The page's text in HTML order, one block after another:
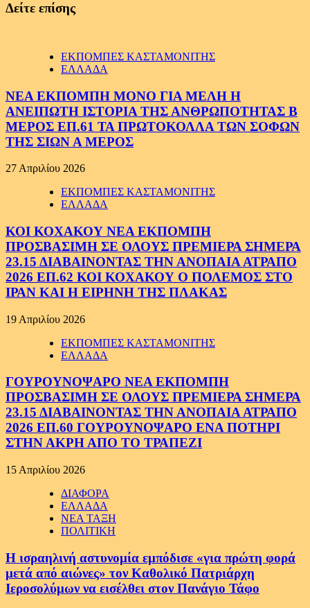
Δείτε επίσης
ΕΚΠΟΜΠΕΣ ΚΑΣΤΑΜΟΝΙΤΗΣ
ΕΛΛΑΔΑ
ΝΕΑ ΕΚΠΟΜΠΗ ΜΟΝΟ ΓΙΑ ΜΕΛΗ Η
ΑΝΕΙΠΩΤΗ ΙΣΤΟΡΙΑ ΤΗΣ ΑΝΘΡΩΠΟΤΗΤΑΣ Β
ΜΕΡΟΣ ΕΠ.61 ΤΑ ΠΡΩΤΟΚΟΛΛΑ ΤΩΝ ΣΟΦΩΝ
ΤΗΣ ΣΙΩΝ Α ΜΕΡΟΣ
27 Απριλίου 2026
ΕΚΠΟΜΠΕΣ ΚΑΣΤΑΜΟΝΙΤΗΣ
ΕΛΛΑΔΑ
ΚΟΙ ΚΟΧΑΚΟΥ ΝΕΑ ΕΚΠΟΜΠΗ
ΠΡΟΣΒΑΣΙΜΗ ΣΕ ΟΛΟΥΣ ΠΡΕΜΙΕΡΑ ΣΗΜΕΡΑ
23.15 ΔΙΑΒΑΙΝΟΝΤΑΣ ΤΗΝ ΑΝΟΠΑΙΑ ΑΤΡΑΠΟ
2026 ΕΠ.62 ΚΟΙ ΚΟΧΑΚΟΥ Ο ΠΟΛΕΜΟΣ ΣΤΟ
ΙΡΑΝ ΚΑΙ Η ΕΙΡΗΝΗ ΤΗΣ ΠΛΑΚΑΣ
19 Απριλίου 2026
ΕΚΠΟΜΠΕΣ ΚΑΣΤΑΜΟΝΙΤΗΣ
ΕΛΛΑΔΑ
ΓΟΥΡΟΥΝΟΨΑΡΟ ΝΕΑ ΕΚΠΟΜΠΗ
ΠΡΟΣΒΑΣΙΜΗ ΣΕ ΟΛΟΥΣ ΠΡΕΜΙΕΡΑ ΣΗΜΕΡΑ
23.15 ΔΙΑΒΑΙΝΟΝΤΑΣ ΤΗΝ ΑΝΟΠΑΙΑ ΑΤΡΑΠΟ
2026 ΕΠ.60 ΓΟΥΡΟΥΝΟΨΑΡΟ ΕΝΑ ΠΟΤΗΡΙ
ΣΤΗΝ ΑΚΡΗ ΑΠΟ ΤΟ ΤΡΑΠΕΖΙ
15 Απριλίου 2026
ΔΙΑΦΟΡΑ
ΕΛΛΑΔΑ
ΝΕΑ ΤΑΞΗ
ΠΟΛΙΤΙΚΗ
Η ισραηλινή αστυνομία εμπόδισε «για πρώτη φορά
μετά από αιώνες» τον Καθολικό Πατριάρχη
Ιεροσολύμων να εισέλθει στον Πανάγιο Τάφο